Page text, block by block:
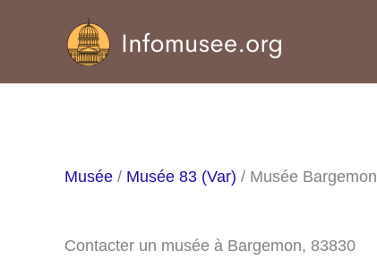
Musée / Musée 83 (Var) / Musée Bargemon
Contacter un musée à Bargemon, 83830